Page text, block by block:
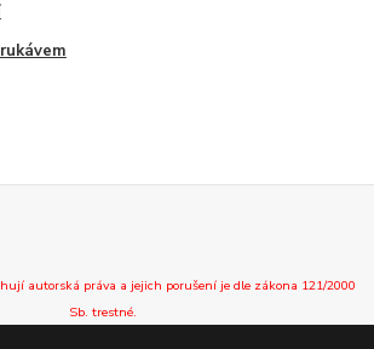
autorská práva a jejich porušení je dle zákona 121/2000
Sb. trestné.